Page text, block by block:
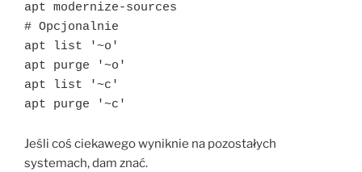
apt modernize-sources
# Opcjonalnie
apt list '~o'
apt purge '~o'
apt list '~c'
apt purge '~c'
Jeśli coś ciekawego wyniknie na pozostałych
systemach, dam znać.